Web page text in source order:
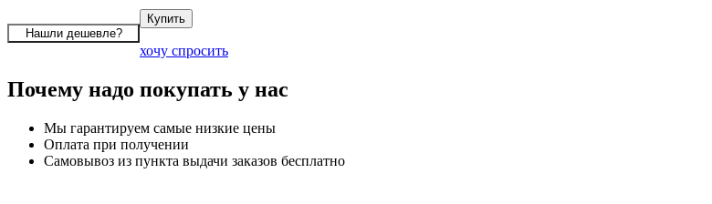
хочу спросить
Почему надо покупать у нас
Мы гарантируем самые низкие цены
Оплата при получении
Самовывоз из пункта выдачи заказов бесплатно